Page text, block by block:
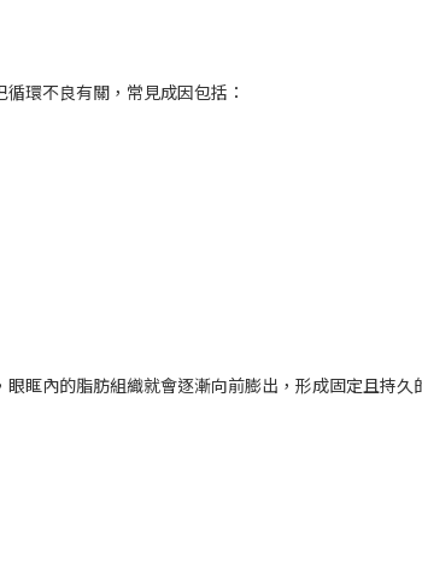
環不良有關，常見成因包括：
眶內的脂肪組織就會逐漸向前膨出，形成固定且持久